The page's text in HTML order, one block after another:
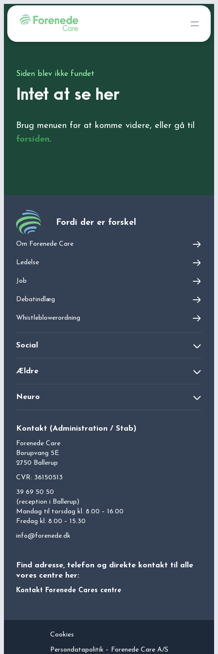
Siden blev ikke fundet
Intet at se her
Brug menuen for at komme videre, eller gå til
forsiden.
Fordi der er forskel
Om Forenede Care
Ledelse
Job
Debatindlæg
Whistleblowerordning
Social
Bjæverskovhus Kvindekrisecenter
Carolinesminde LGBT+ og Kvindekrisecenter
Ældre
Langagergård Plejecenter
Christians Have Plejecenter
Neuro
Kontakt (Administration / Stab)
Forenede Care
Borupvang 5E
2750 Ballerup
CVR: 36150513
39 69 50 50
(reception i Ballerup)
Mandag til torsdag kl. 8.00 – 16.00
Fredag kl. 8.00 – 15.30
info@forenede.dk
Find adresse, telefon og direkte kontakt til alle
vores centre her:
Kontakt Forenede Cares centre
Cookies
Persondatapolitik – Forenede Care A/S